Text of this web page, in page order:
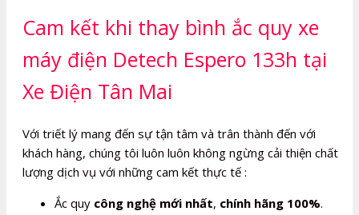
Cam kết khi thay bình ắc quy xe
máy điện Detech Espero 133h tại
Xe Điện Tân Mai
Với triết lý mang đến sự tận tâm và trân thành đến với
khách hàng, chúng tôi luôn luôn không ngừng cải thiện chất
lượng dịch vụ với những cam kết thực tế :
Ắc quy công nghệ mới nhất, chính hãng 100%.